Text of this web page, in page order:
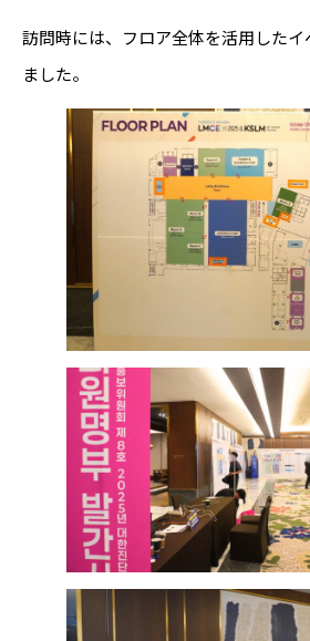
訪問時には、フロア全体を活用した
ました。